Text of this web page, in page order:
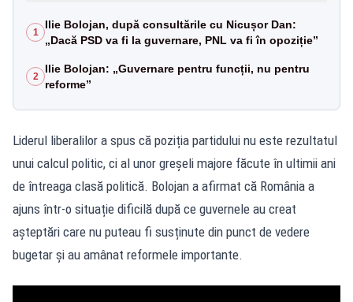
1
Ilie Bolojan, după consultările cu Nicușor Dan:
„Dacă PSD va fi la guvernare, PNL va fi în opoziție”
2
Ilie Bolojan: „Guvernare pentru funcții, nu pentru
reforme”
Liderul liberalilor a spus că poziția partidului nu este rezultatul
unui calcul politic, ci al unor greșeli majore făcute în ultimii ani
de întreaga clasă politică. Bolojan a afirmat că România a
ajuns într-o situație dificilă după ce guvernele au creat
așteptări care nu puteau fi susținute din punct de vedere
bugetar și au amânat reformele importante.